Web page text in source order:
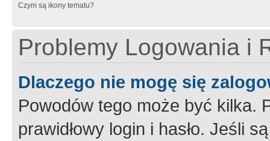
Czym są ikony tematu?
Problemy Logowania i
Dlaczego nie mogę się
Powodów tego może być kilka.
prawidłowy login i hasło. Jeśli